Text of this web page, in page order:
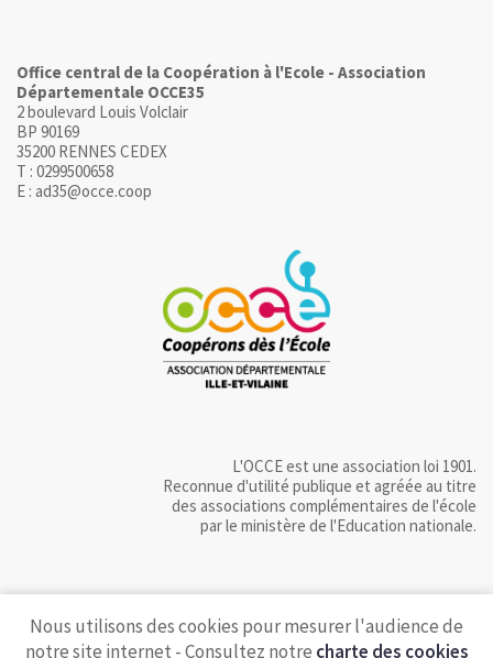
Office central de la Coopération à l'Ecole - Association
Départementale OCCE35
2 boulevard Louis Volclair
BP 90169
35200 RENNES CEDEX
T : 0299500658
E : ad35@occe.coop
L'OCCE est une association loi 1901.
Reconnue d'utilité publique et agréée au titre
des associations complémentaires de l'école
par le ministère de l'Education nationale.
Nous utilisons des cookies pour mesurer l'audience de
notre site internet - Consultez notre charte des cookies